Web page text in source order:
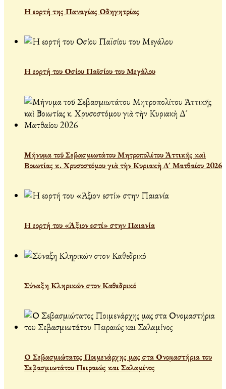
Η εορτή της Παναγίας Οδηγητρίας
Η εορτή του Οσίου Παϊσίου του Μεγάλου
Μήνυμα τοῦ Σεβασμιωτάτου Μητροπολίτου Ἀττικῆς καὶ
Βοιωτίας κ. Χρυσοστόμου γιὰ τὴν Κυριακὴ Δ´ Ματθαίου 2026
Η εορτή του «Άξιον εστί» στην Παιανία
Σύναξη Κληρικών στον Καθεδρικό
Ο Σεβασμιώτατος Ποιμενάρχης μας στα Ονομαστήρια του
Σεβασμιωτάτου Πειραιώς και Σαλαμίνος